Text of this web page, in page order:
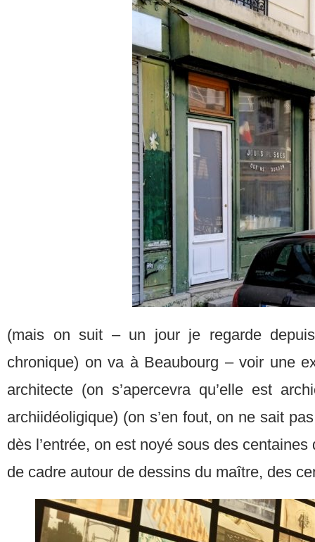
(mais on suit – un jour je regarde
chronique) on va à Beaubourg – voir une
architecte (on s’apercevra qu’elle est
archiidéoligique) (on s’en fout, on ne sait
dès l’entrée, on est noyé sous des
de cadre autour de dessins du maître, des